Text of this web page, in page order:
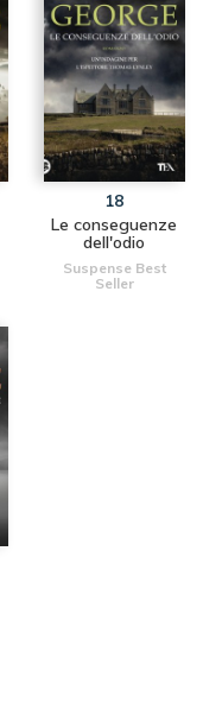
18
Le conseguenze
dell'odio
Suspense Best
Seller